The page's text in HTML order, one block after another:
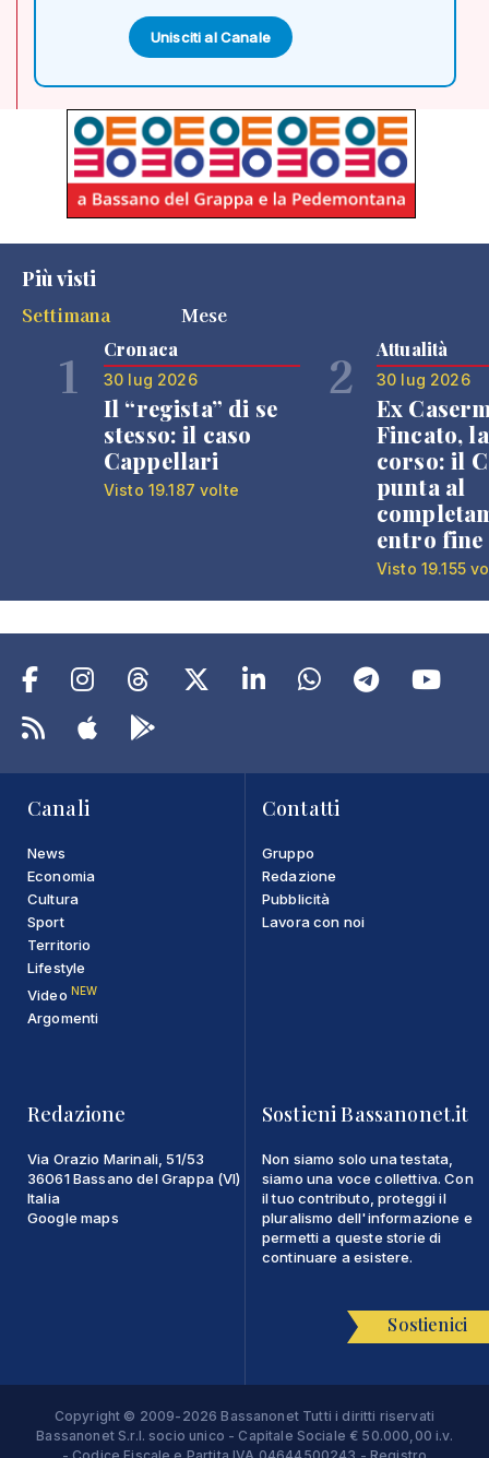
Unisciti al Canale
Più visti
Settimana
Mese
1 Cronaca
30 lug 2026
Il “regista” di se
stesso: il caso
Cappellari
Visto 19.187 volte
2 Attualità
30 lug 2026
Ex
Fincato,
corso: il
punta al
entro fine
Visto 19.155
Canali
News
Economia
Cultura
Sport
Territorio
Lifestyle
Video NEW
Argomenti
Contatti
Gruppo
Redazione
Pubblicità
Lavora con noi
Redazione
Via Orazio Marinali, 51/53
36061 Bassano del Grappa (VI)
Italia
Google maps
Sostieni Bassanonet.it
Non siamo solo una testata,
siamo una voce collettiva. Con
il tuo contributo, proteggi il
pluralismo dell'informazione e
permetti a queste storie di
continuare a esistere.
Sostienici
Copyright © 2009-2026 Bassanonet Tutti i diritti riservati
Bassanonet S.r.l. socio unico - Capitale Sociale € 50.000,00 i.v.